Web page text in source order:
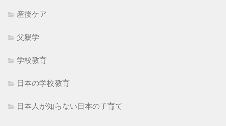
産後ケア
父親学
学校教育
日本の学校教育
日本人が知らない日本の子育て